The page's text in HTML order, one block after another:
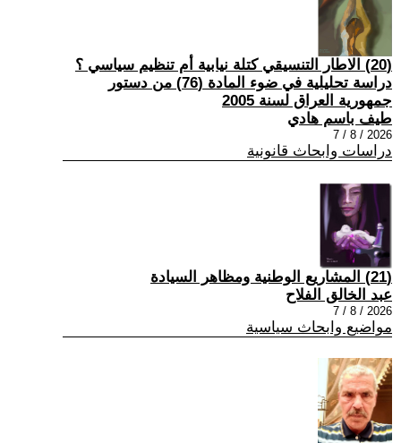
(20) الاطار التنسيقي كتلة نيابية أم تنظيم سياسي ؟
دراسة تحليلية في ضوء المادة (76) من دستور
جمهورية العراق لسنة 2005
طيف باسم هادي
2026 / 8 / 7
دراسات وابحاث قانونية
(21) المشاريع الوطنية ومظاهر السيادة
عبد الخالق الفلاح
2026 / 8 / 7
مواضيع وابحاث سياسية